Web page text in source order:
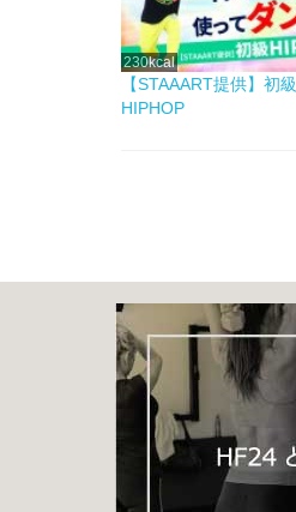
230kcal
【STAAART提供】初級
HIPHOP